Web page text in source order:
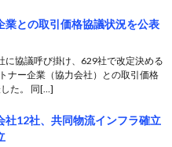
業との取引価格協議状況を公表
に協議呼び掛け、629社で改定決める
ナー企業（協力会社）との取引価格
た。 同[…]
社12社、共同物流インフラ確立